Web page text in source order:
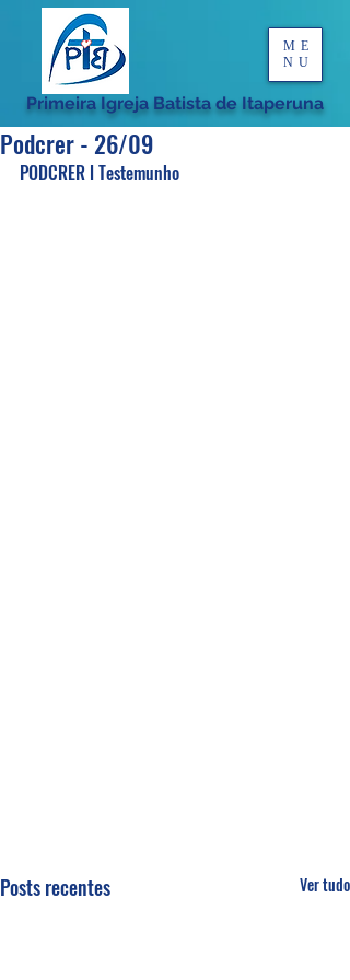
Primeira Igreja Batista de Itaperuna
ME
NU
Podcrer - 26/09
PODCRER l Testemunho
Posts recentes Ver tudo